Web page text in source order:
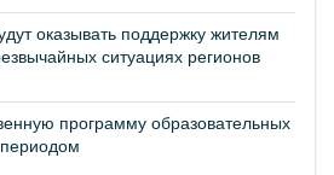
оказывать поддержку жителям
ситуациях регионов
программу образовательных